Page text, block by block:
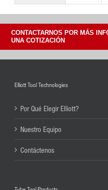
CONTACTARNOS POR MÁS
UNA COTIZACIÓN
Elliott Tool Technologies
Por Qué Elegir Elliott?
Nuestro Equipo
Contáctenos